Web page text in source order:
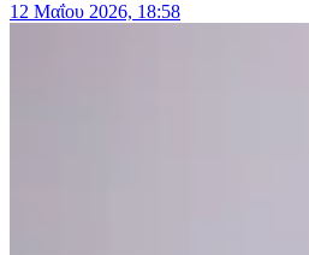
12 Μαΐου 2026, 18:58